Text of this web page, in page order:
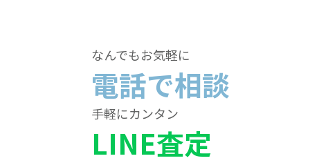
なんでもお気軽に
電話で相談
手軽にカンタン
LINE査定